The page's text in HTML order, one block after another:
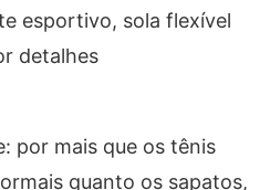
esportivo, sola flexível
detalhes
por mais que os tênis
quanto os sapatos,